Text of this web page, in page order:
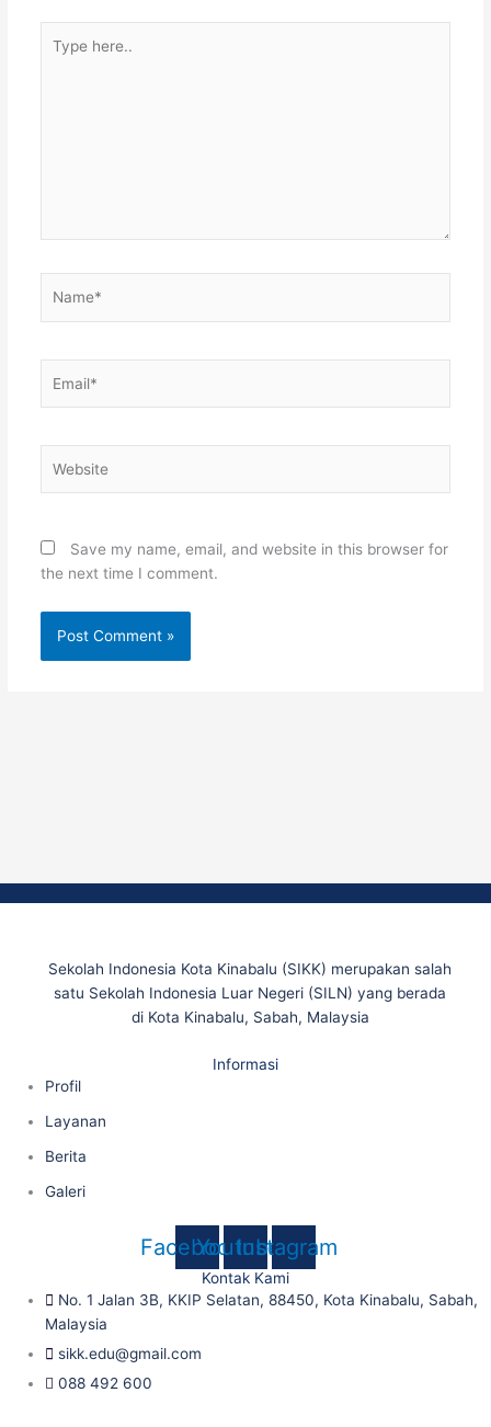
here..
Save my name, email, and website in this browser for
the next time I comment.
Sekolah Indonesia Kota Kinabalu (SIKK) merupakan salah
satu Sekolah Indonesia Luar Negeri (SILN) yang berada
di Kota Kinabalu, Sabah, Malaysia
Informasi
Profil
Layanan
Berita
Galeri
Facebook
YoutubeInstagram
Kontak Kami
No. 1 Jalan 3B, KKIP Selatan, 88450, Kota Kinabalu, Sabah,
Malaysia
sikk.edu@gmail.com
088 492 600